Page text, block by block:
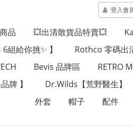
登入會
品 💥出清散貨品特賣💥
組給你挑✨ 】
Rothco 零碼出
Bevis 品牌區
RETRO
牌 】
Dr.Wilds【荒野醫生】
外套
帽子 配件